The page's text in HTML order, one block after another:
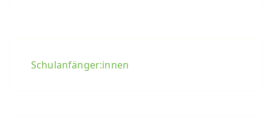
Schulanfänger:innen